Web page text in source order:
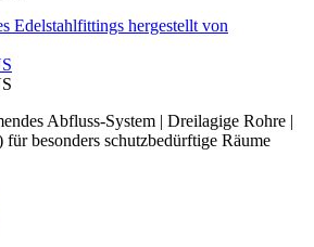
Abfluss-System | Dreilagige Rohre |
besonders schutzbedürftige Räume